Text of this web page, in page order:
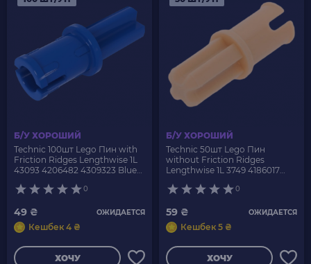
Б/У ХОРОШИЙ
Technic 100шт Lego Пин with
Friction Ridges Lengthwise 1L
43093 4206482 4309323 Blue
0
49 ₴ ОЖИДАЕТСЯ
Кешбек 4 ₴
ХОЧУ
Б/У ХОРОШИЙ
Technic 50шт Lego Пин
without Friction Ridges
Lengthwise 1L 3749 4186017
0
59 ₴ ОЖИДАЕТСЯ
Кешбек 5 ₴
ХОЧУ